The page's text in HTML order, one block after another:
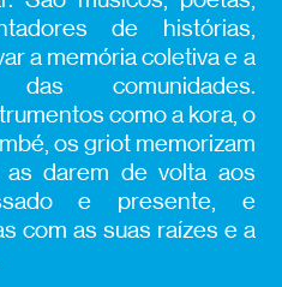
de histórias,
a memória coletiva e a
comunidades.
como a kora, o
os griot memorizam
darem de volta aos
e presente, e
com as suas raízes e a